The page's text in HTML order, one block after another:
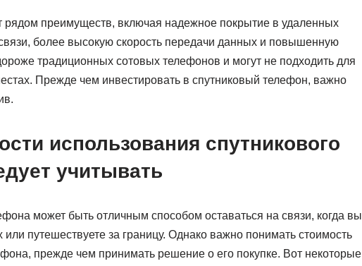
преимуществ, включая надежное покрытие в удаленных
более высокую скорость передачи данных и повышенную
традиционных сотовых телефонов и могут не подходить для
Прежде чем инвестировать в спутниковый телефон, важно
использования спутникового
учитывать
может быть отличным способом оставаться на связи, когда вы
путешествуете за границу. Однако важно понимать стоимость
прежде чем принимать решение о его покупке. Вот некоторые